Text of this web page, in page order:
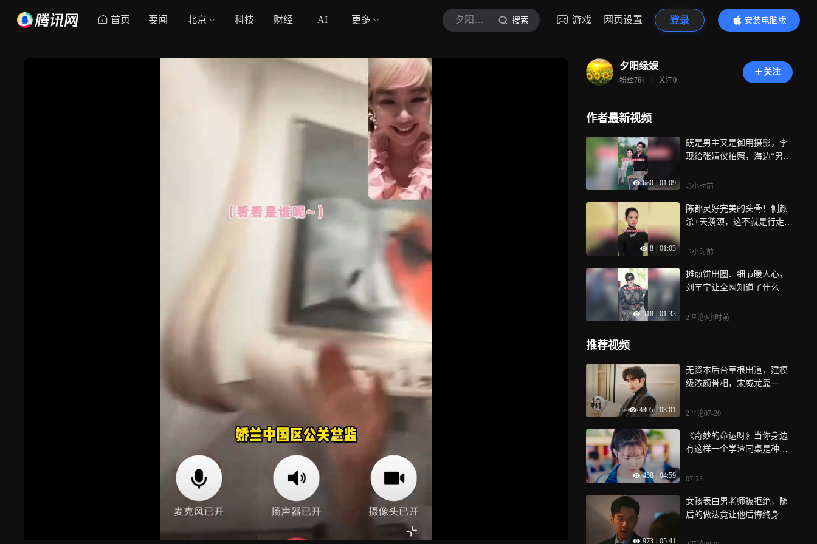
首页 要闻 北京 科技 财经 AI 更多 夕阳缘娱 搜索 游戏 网页设置 登录
安装电脑版
内容更精彩
夕阳缘娱
粉丝764 | 关注0
关注
作者最新视频
680 01:09
既是男主又是御用摄影，李
现给张婧仪拍照，海边“男友
-3小时前
8 01:03
陈都灵好完美的头骨！侧颜
杀+天鹅颈，这不就是行走的
-2小时前
518 01:33
摊煎饼出圈、细节暖人心，
刘宇宁让全网知道了什么叫
2评论9小时前
推荐视频
3305 | 03:01
无资本后台草根出道，建模
级浓颜骨相，宋威龙靠一张
2评论07-20
458 | 04:59
《奇妙的命运呀》当你身边
有这样一个学渣同桌是种什
07-23
973 05:41
女孩表白男老师被拒绝，随
后的做法竟让他后悔终身